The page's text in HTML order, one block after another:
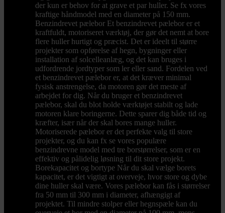
der kun er behov for at grave et par huller. Se fx vores
kraftige håndmodel med en diameter på 150 mm.
Benzindrevet pælebor Et benzindrevet pælebor er et
kraftfuldt, motoriseret værktøj, der gør det nemt at bore
flere huller hurtigt og præcist. Det er ideelt til større
projekter som opførelse af hegn, bygninger eller
installation af solcelleanlæg, og det kan bruges i
udfordrende jordtyper som ler eller sand. Fordelen ved
et benzindrevet pælebor er, at det kræver minimal
fysisk anstrengelse, da motoren gør det meste af
arbejdet for dig. Når du bruger et benzindrevet
pælebor, skal du blot holde værktøjet stabilt og lade
motoren klare boringerne. Dette sparer dig både tid og
kræfter, især når der skal bores mange huller.
Motoriserede pælebor er det perfekte valg til store
projekter, og du kan fx se vores populære
benzindrevne model med tre borstørrelser, som er en
effektiv og pålidelig løsning til dit store projekt.
Borekapacitet og bortype Når du skal vælge borets
kapacitet, er det vigtigt at overveje, hvor store og dybe
dine huller skal være. Vores pælebor kan fås i størrelser
fra 50 mm til 300 mm i diameter, afhængigt af
projektet. Til mindre stolper eller hegnspæle kan du